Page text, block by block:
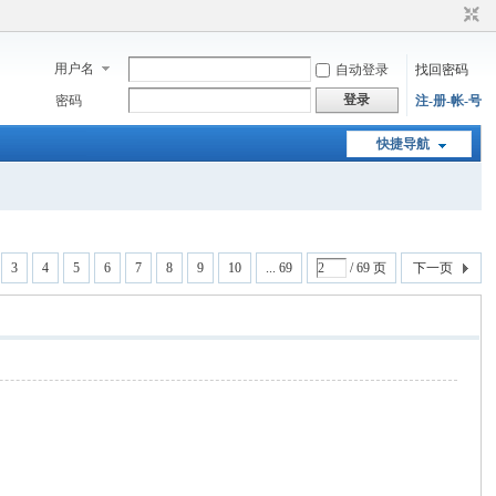
用户名 自动登录
找回密码
密码
登录 注-册-帐-号
快捷导航
3 4 5 6 7 8 9 10 ... 69 / 69 页 下一页